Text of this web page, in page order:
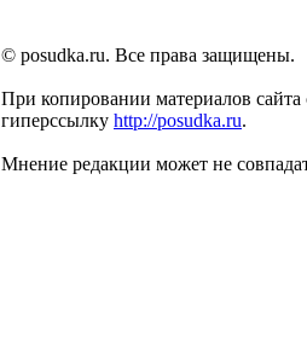
© posudka.ru. Все права защищены.
При копировании материалов сайта
гиперссылку http://posudka.ru.
Мнение редакции может не